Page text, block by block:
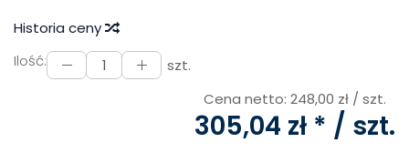
Historia ceny
Ilość:
szt.
Cena netto: 248,00 zł / szt.
305,04 zł * / szt.